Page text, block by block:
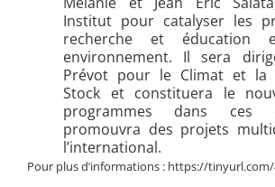
Institut pour catalyser les
recherche et éducation
environnement. Il sera
Prévot pour le Climat et la
Stock et constituera le
programmes dans ces
promouvra des projets
l’international.
Pour plus d’informations : https://